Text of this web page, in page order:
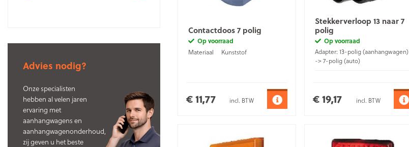
Advies nodig?
Onze specialisten
hebben al velen jaren
ervaring met
aanhangwagens en
aanhangwagenonderhoud,
zij geven u het beste
Contactdoos 7 polig
Op voorraad
Materiaal
Kunststof
€ 11,77 incl. BTW
Stekkerverloop 13 naar 7
polig
Op voorraad
Adapter: 13-polig (aanhangwagen)
-> 7-polig (auto)
€ 19,17 incl. BTW